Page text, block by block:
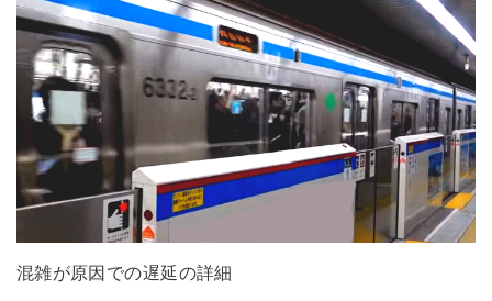
混雑が原因での遅延の詳細